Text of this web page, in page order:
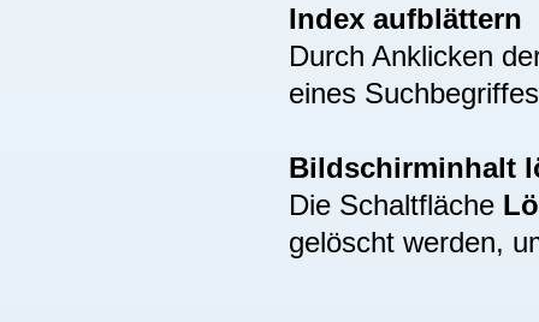
Index aufblättern
Durch Anklicken
eines
Bildschirminhalt
Die Schaltfläche
gelöscht werden,